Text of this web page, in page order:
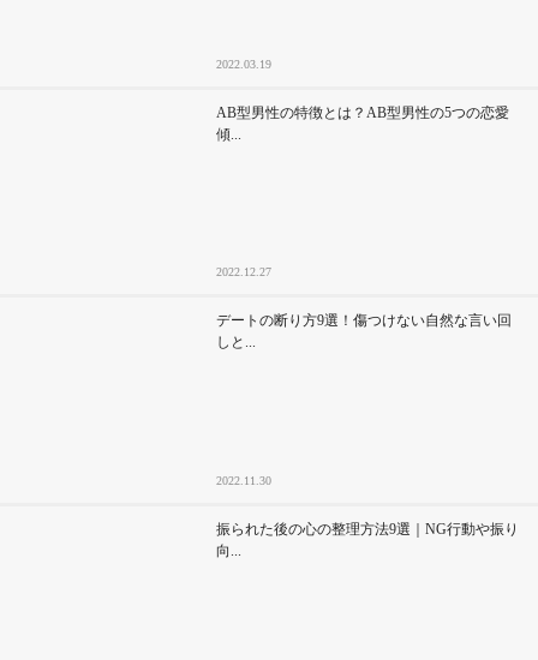
2022.03.19
AB型男性の特徴とは？AB型男性の5つの恋愛
傾...
2022.12.27
デートの断り方9選！傷つけない自然な言い回
しと...
2022.11.30
振られた後の心の整理方法9選｜NG行動や振り
向...